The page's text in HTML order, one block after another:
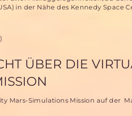
in der Nähe des Kennedy Space
ÜBER DIE
Mars-Simulations Mission auf der